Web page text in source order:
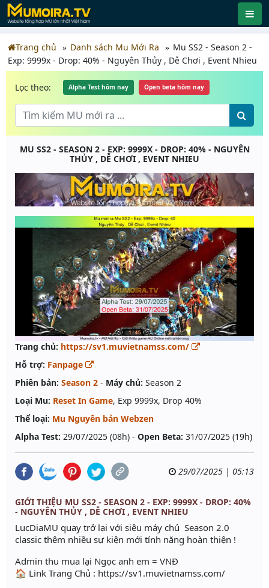
Trang chủ Danh sách Mu Mới Ra
Mu SS2 - Season 2 -
Exp: 9999x - Drop: 40% - Nguyên Thủy , Dễ Chơi , Event Nhieu
Lọc theo: Alpha Test hôm nay Open beta hôm nay
MU SS2 - SEASON 2 - EXP: 9999X - DROP: 40% - NGUYÊN
THỦY , DỄ CHƠI , EVENT NHIEU
Trang chủ: https://sv1.muvietnamss.com/
Hỗ trợ: Fanpage
Phiên bản: Season 2 - Máy chủ: Season 2
Loại Mu: Reset In Game, Exp 9999x, Drop 40%
Thể loại: Mu Nguyên bản Webzen
Alpha Test: 29/07/2025 (08h) - Open Beta: 31/07/2025 (19h)
29/07/2025 | 05:13
GIỚI THIỆU MU SS2 - SEASON 2 - EXP: 9999X - DROP: 40%
- NGUYÊN THỦY , DỄ CHƠI , EVENT NHIEU
LucDiaMU quay trở lại với siêu máy chủ Season 2.0
classic thêm nhiều sự kiện mới tính năng hoàn thiện !
Admin thu mua lại Ngọc anh em = VNĐ
🏠 Link Trang Chủ : https://sv1.muvietnamss.com/